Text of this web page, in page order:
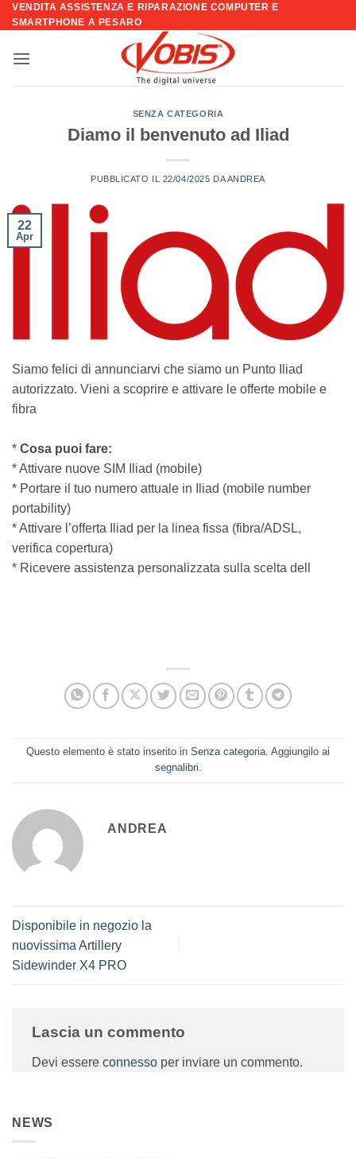
Salta
ai
VENDITA ASSISTENZA E RIPARAZIONE COMPUTER E
SMARTPHONE A PESARO
SENZA CATEGORIA
Diamo il benvenuto ad Iliad
PUBBLICATO IL 22/04/2025 DAANDREA
22
Apr
Siamo felici di annunciarvi che siamo un Punto Iliad
autorizzato. Vieni a scoprire e attivare le offerte mobile e
fibra
* Cosa puoi fare:
* Attivare nuove SIM Iliad (mobile)
* Portare il tuo numero attuale in Iliad (mobile number
portability)
* Attivare l’offerta Iliad per la linea fissa (fibra/ADSL,
verifica copertura)
* Ricevere assistenza personalizzata sulla scelta dell
Questo elemento è stato inserito in Senza categoria. Aggiungilo ai
segnalibri.
ANDREA
Disponibile in negozio la
nuovissima Artillery
Sidewinder X4 PRO
Lascia un commento
Devi essere connesso per inviare un commento.
NEWS